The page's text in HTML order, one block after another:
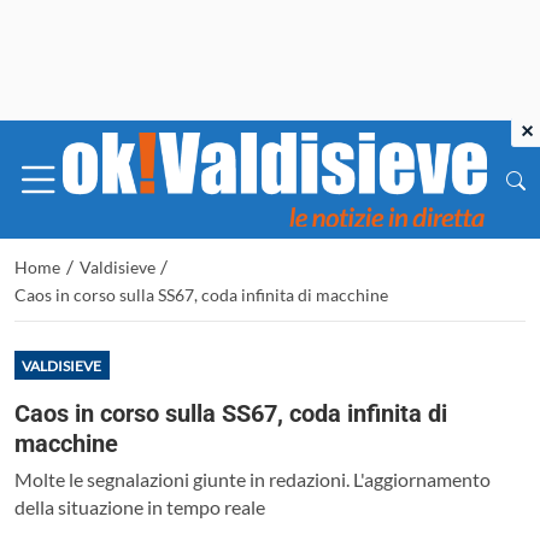
Home / Valdisieve /
Caos in corso sulla SS67, coda infinita di macchine
VALDISIEVE
Caos in corso sulla SS67, coda infinita di
macchine
Molte le segnalazioni giunte in redazioni. L'aggiornamento
della situazione in tempo reale
×